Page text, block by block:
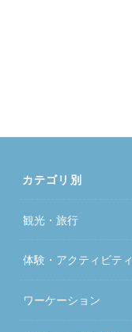
カテゴリ別
観光・旅行
体験・アクティビティ
ワーケーション